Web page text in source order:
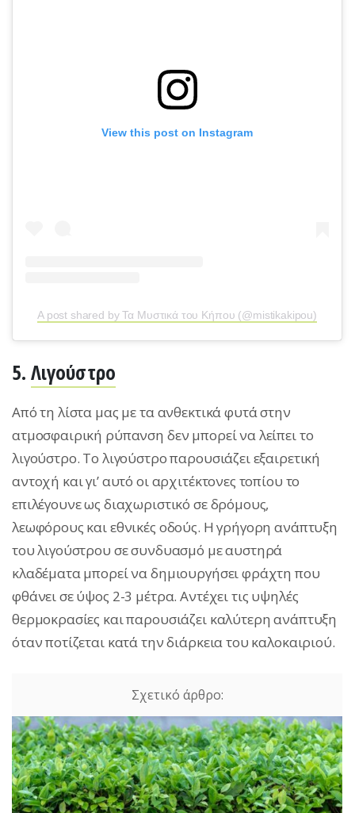
View this post on Instagram
A post shared by Τα Μυστικά του Κήπου (@mistikakipou)
5. Λιγούστρο
Από τη λίστα μας με τα ανθεκτικά φυτά στην
ατμοσφαιρική ρύπανση δεν μπορεί να λείπει το
λιγούστρο. Το λιγούστρο παρουσιάζει εξαιρετική
αντοχή και γι’ αυτό οι αρχιτέκτονες τοπίου το
επιλέγουνε ως διαχωριστικό σε δρόμους,
λεωφόρους και εθνικές οδούς. Η γρήγορη ανάπτυξη
του λιγούστρου σε συνδυασμό με αυστηρά
κλαδέματα μπορεί να δημιουργήσει φράχτη που
φθάνει σε ύψος 2-3 μέτρα. Αντέχει τις υψηλές
θερμοκρασίες και παρουσιάζει καλύτερη ανάπτυξη
όταν ποτίζεται κατά την διάρκεια του καλοκαιριού.